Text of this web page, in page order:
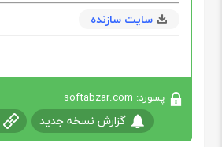
سایت سازنده
پسورد: softabzar.com
گزارش نسخه جدید